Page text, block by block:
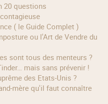
20 questions
( le Guide Complet )
sont tous des menteurs ?
mais sans prévenir !
des Etats-Unis ?